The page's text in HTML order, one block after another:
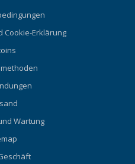
Cookie-Erklärung
Wartung